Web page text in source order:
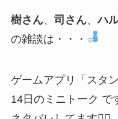
樹さん、 司さん、ハ
の雑談は・・・
ゲームアプリ「スタ
14日のミニトーク で